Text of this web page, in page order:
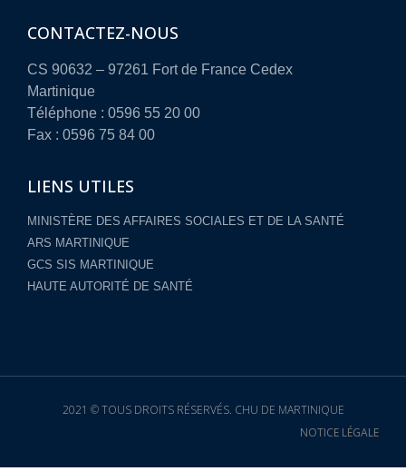
CONTACTEZ-NOUS
CS 90632 – 97261 Fort de France Cedex
Martinique
Téléphone : 0596 55 20 00
Fax : 0596 75 84 00
LIENS UTILES
MINISTÈRE DES AFFAIRES SOCIALES ET DE LA SANTÉ
ARS MARTINIQUE
GCS SIS MARTINIQUE
HAUTE AUTORITÉ DE SANTÉ
2021 © TOUS DROITS RÉSERVÉS. CHU DE MARTINIQUE
NOTICE LÉGALE